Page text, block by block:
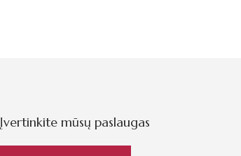
Įvertinkite mūsų paslaugas